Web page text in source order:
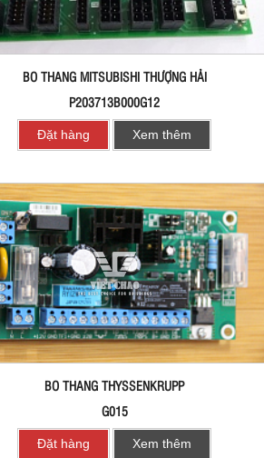
BO THANG MITSUBISHI THƯỢNG HẢI
P203713B000G12
Đặt hàng Xem thêm
BO THANG THYSSENKRUPP
G015
Đặt hàng Xem thêm